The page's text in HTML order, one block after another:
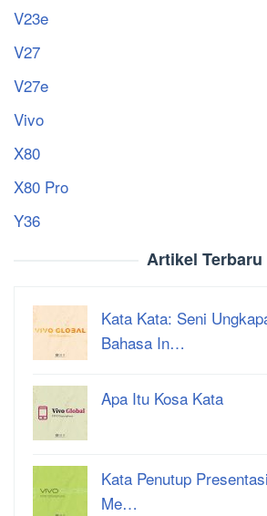
V23e
V27
V27e
Vivo
X80
X80 Pro
Y36
Artikel Terbaru
Kata Kata: Seni
Bahasa In…
Apa Itu Kosa Kata
Kata Penutup
Me…